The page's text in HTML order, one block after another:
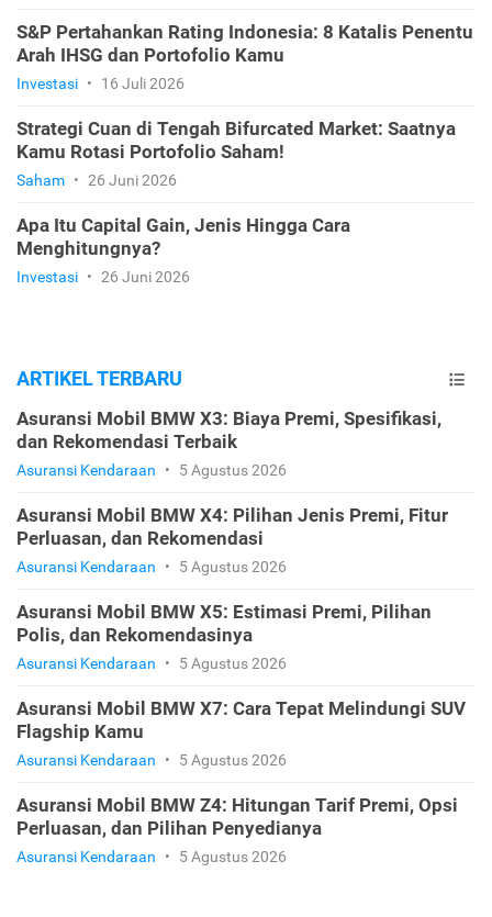
S&P Pertahankan Rating Indonesia: 8 Katalis Penentu
Arah IHSG dan Portofolio Kamu
Investasi • 16 Juli 2026
Strategi Cuan di Tengah Bifurcated Market: Saatnya
Kamu Rotasi Portofolio Saham!
Saham • 26 Juni 2026
Apa Itu Capital Gain, Jenis Hingga Cara
Menghitungnya?
Investasi • 26 Juni 2026
ARTIKEL TERBARU
Asuransi Mobil BMW X3: Biaya Premi, Spesifikasi,
dan Rekomendasi Terbaik
Asuransi Kendaraan • 5 Agustus 2026
Asuransi Mobil BMW X4: Pilihan Jenis Premi, Fitur
Perluasan, dan Rekomendasi
Asuransi Kendaraan • 5 Agustus 2026
Asuransi Mobil BMW X5: Estimasi Premi, Pilihan
Polis, dan Rekomendasinya
Asuransi Kendaraan • 5 Agustus 2026
Asuransi Mobil BMW X7: Cara Tepat Melindungi SUV
Flagship Kamu
Asuransi Kendaraan • 5 Agustus 2026
Asuransi Mobil BMW Z4: Hitungan Tarif Premi, Opsi
Perluasan, dan Pilihan Penyedianya
Asuransi Kendaraan • 5 Agustus 2026